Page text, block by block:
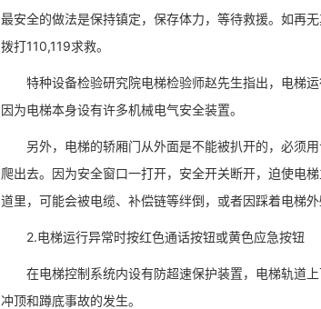
最安全的做法是保持镇定，保存体力，等待救援。如再
拨打110,119求救。
特种设备检验研究院电梯检验师赵先生指出，电梯运
因为电梯本身设有许多机械电气安全装置。
另外，电梯的轿厢门从外面是不能被扒开的，必须用
爬出去。因为安全窗口一打开，安全开关断开，迫使电
道里，可能会被电缆、补偿链等绊倒，或者因踩着电梯
2.电梯运行异常时按红色通话按钮或黄色应急按钮
在电梯控制系统内设有防超速保护装置，电梯轨道上
冲顶和蹲底事故的发生。